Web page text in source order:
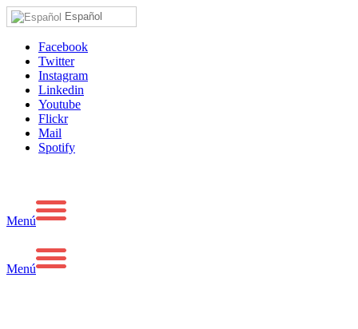
Español
Facebook
Twitter
Instagram
Linkedin
Youtube
Flickr
Mail
Spotify
Menú
Menú